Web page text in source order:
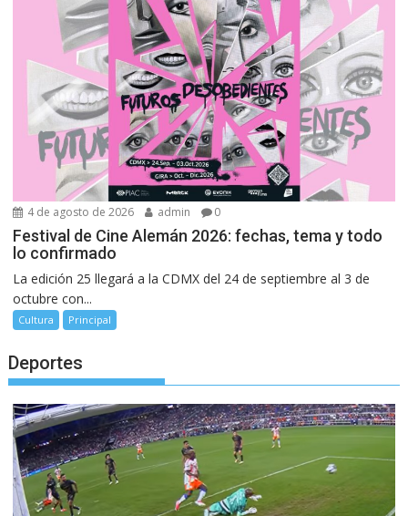
4 de agosto de 2026 admin 0
Festival de Cine Alemán 2026: fechas, tema y todo
lo confirmado
La edición 25 llegará a la CDMX del 24 de septiembre al 3 de
octubre con...
Cultura Principal
Deportes